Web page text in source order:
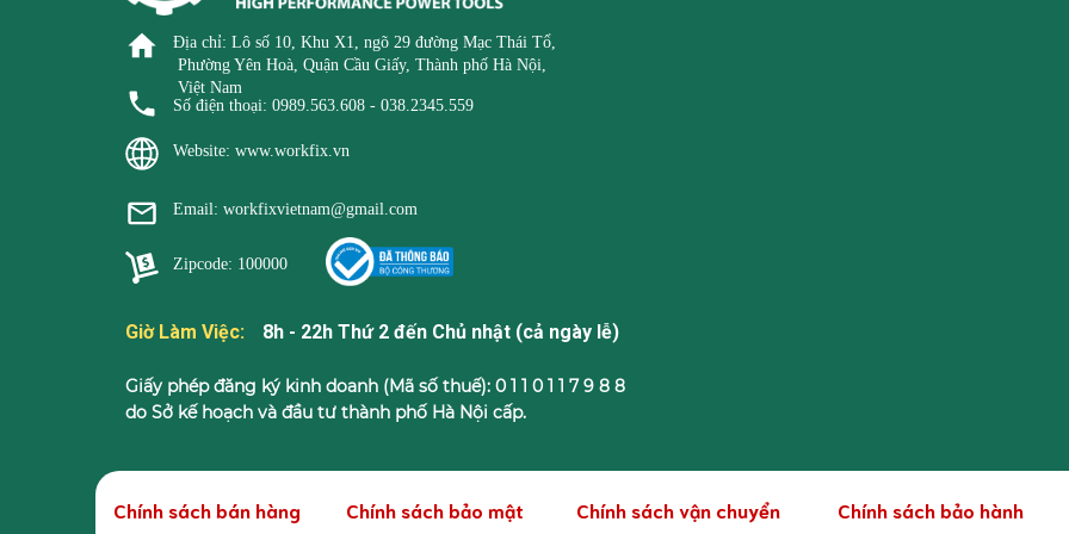
Giờ Làm Việc: 8h - 22h Thứ 2 đến Chủ nhật (cả ngày lễ)
Giấy phép đăng ký kinh doanh (Mã số thuế): 0 1 1 0 1 1 7 9 8 8
do Sở kế hoạch và đầu tư thành phố Hà Nội cấp.
Chính sách vận chuyển Chính sách bảo hành
Chính sách bảo mật
Chính sách bán hàng
Số điện thoại: 0989.563.608 - 038.2345.559
Website: www.workfix.vn
Email: workfixvietnam@gmail.com
Zipcode: 100000
Địa chỉ: Lô số 10, Khu X1, ngõ 29 đường Mạc Thái Tổ,
Phường Yên Hoà, Quận Cầu Giấy, Thành phố Hà Nội,
Việt Nam